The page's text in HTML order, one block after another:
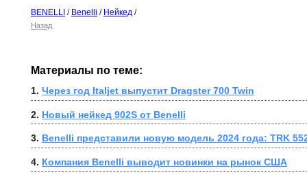
BENELLI / Benelli / Нейкед /
Назад
Материалы по теме:
1. Через год Italjet выпустит Dragster 700 Twin
2. Новый нейкед 902S от Benelli
3. Benelli представили новую модель 2024 года: TRK
4. Компания Benelli выводит новинки на рынок США